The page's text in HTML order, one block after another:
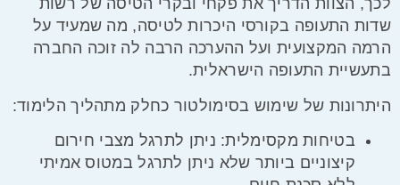
לכך, הצוות הדריך את פקחי ובקרי הטיסה של רשות
שדות התעופה בקורסי היכרות לטיסה, מה שמעיד על
הרמה המקצועית ועל ההערכה הרבה לה זוכה החברה
בתעשיית התעופה הישראלית.
היתרונות של שימוש בסימולטור כחלק מתהליך הלימוד:
בטיחות מקסימלית: ניתן לתרגל מצבי חירום
קיצוניים ביותר שלא ניתן לתרגל במטוס אמיתי